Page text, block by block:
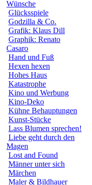
Wünsche
Glücksspiele
Godzilla & Co.
Grafik: Klaus Dill
Graphik: Renato
Casaro
Hand und Fuß
Hexen hexen
Hohes Haus
Katastrophe
Kino und Werbung
Kino-Deko
Kühne Behauptungen
Kunst-Stücke
Lass Blumen sprechen!
Liebe geht durch den
Magen
Lost and Found
Männer unter sich
Märchen
Maler & Bildhauer